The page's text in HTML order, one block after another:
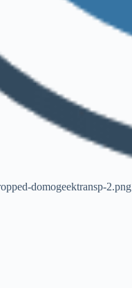
domogeektransp-2.png